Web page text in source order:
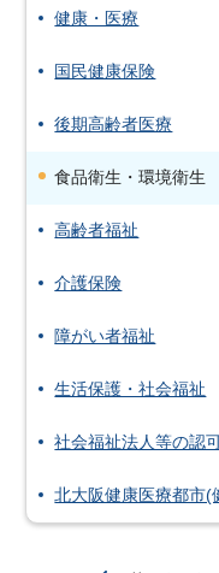
健康・医療
国民健康保険
後期高齢者医療
食品衛生・環境衛生
高齢者福祉
介護保険
障がい者福祉
生活保護・社会福祉
社会福祉法人等の認
北大阪健康医療都市(